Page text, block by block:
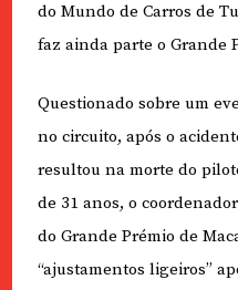
do Mundo de Carros de
faz ainda parte o Grande
Questionado sobre um
no circuito, após o
resultou na morte do
de 31 anos, o
do Grande Prémio de
“ajustamentos ligeiros”